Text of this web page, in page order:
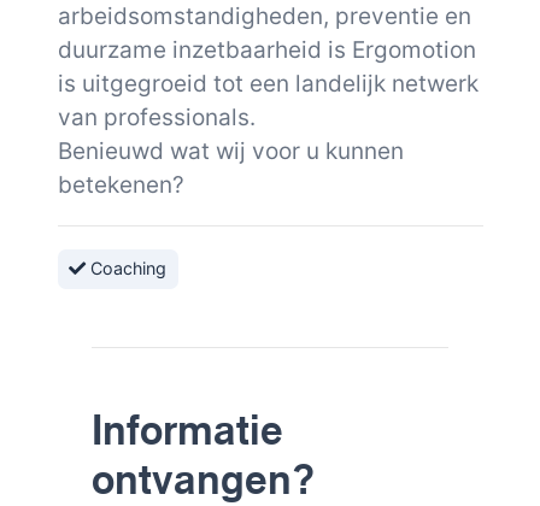
arbeidsomstandigheden, preventie en
duurzame inzetbaarheid is Ergomotion
is uitgegroeid tot een landelijk netwerk
van professionals.
Benieuwd wat wij voor u kunnen
betekenen?
Coaching
Informatie
ontvangen?